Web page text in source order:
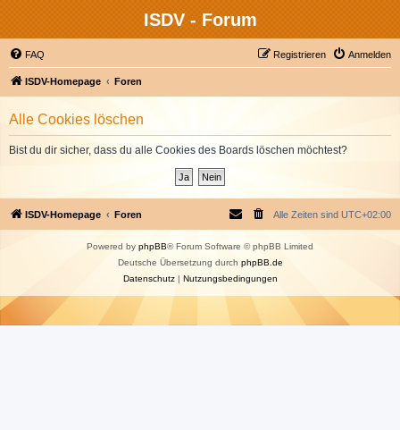
ISDV - Forum
FAQ Anmelden
Registrieren
ISDV-Homepage Foren
Alle Cookies löschen
Bist du dir sicher, dass du alle Cookies des Boards löschen möchtest?
ISDV-Homepage Foren Alle Zeiten sind UTC+02:00
Powered by phpBB® Forum Software © phpBB Limited
Deutsche Übersetzung durch phpBB.de
Datenschutz| Nutzungsbedingungen